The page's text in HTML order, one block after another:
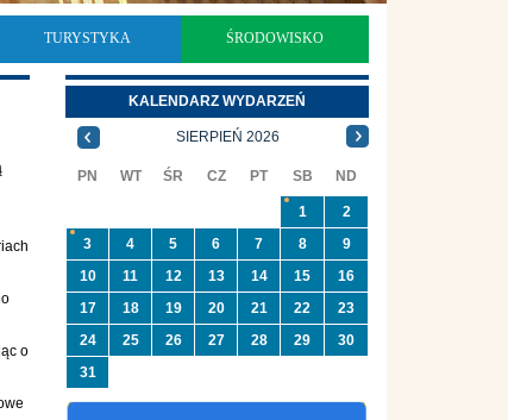
TURYSTYKA ŚRODOWISKO
o
KALENDARZ WYDARZEŃ
SIERPIEŃ 2026
PN WT ŚR CZ PT SB ND
1
2
3
4 5 6 7 8
9
10
11 12 13 14 15
16
17
18 19 20 21 22
23
24
25 26 27 28 29
30
31